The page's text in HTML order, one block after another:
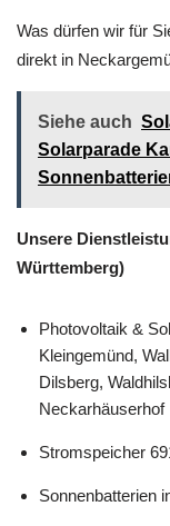
Solaranlagen
direkt in
Siehe auch
Sonnenbatterien
Württemberg)
Photovoltaik &
Kleingemünd,
Neckarhäuserhof
Stromspeicher